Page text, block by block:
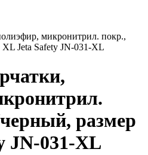
микронитрил. покр.,
Jeta Safety JN-031-XL
размер
JN-031-XL